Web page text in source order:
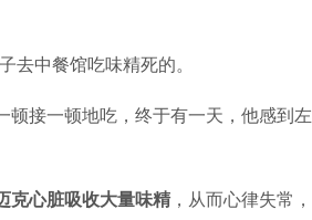
去中餐馆吃味精死的。
接一顿地吃，终于有一天，他感到左
克心脏吸收大量味精，从而心律失常，